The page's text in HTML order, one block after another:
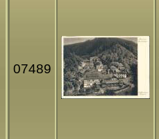
07489